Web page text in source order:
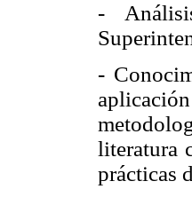
-
-
literatura
prácticas